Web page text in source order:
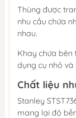
Thùng được
nhu cầu chứa
nhau.
Khay chứa bên
dụng cụ nhỏ và
Chất liệu
Stanley
mang lại độ